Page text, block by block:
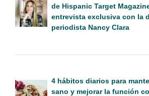
de Hispanic Target
entrevista exclusiva con la
periodista Nancy Clara
4 hábitos diarios para
sano y mejorar la función